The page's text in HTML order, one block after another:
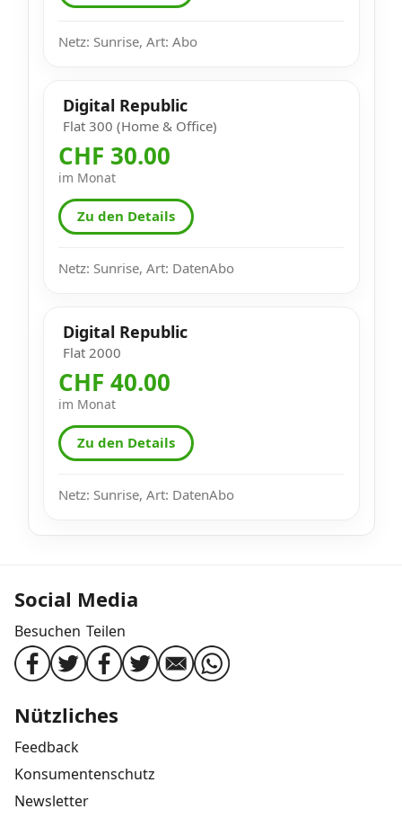
Netz: Sunrise, Art: Abo
Digital Republic
Flat 300 (Home & Office)
CHF 30.00
im Monat
Zu den Details
Netz: Sunrise, Art: DatenAbo
Digital Republic
Flat 2000
CHF 40.00
im Monat
Zu den Details
Netz: Sunrise, Art: DatenAbo
Social Media
Besuchen Teilen
Nützliches
Feedback
Konsumentenschutz
Newsletter